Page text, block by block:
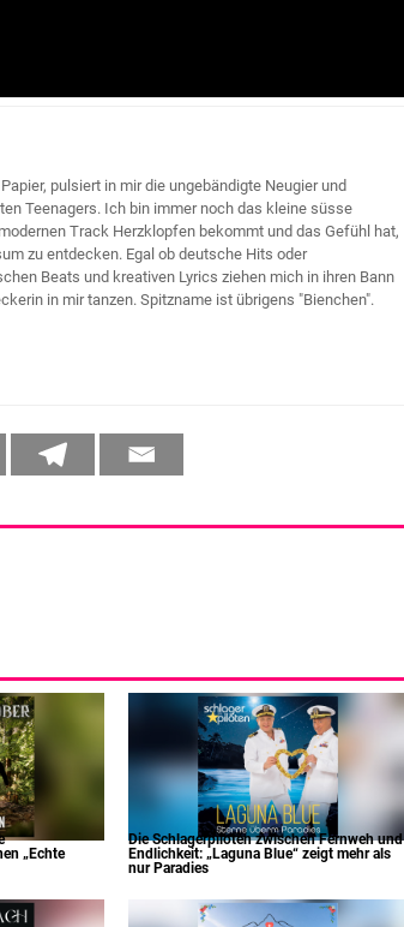
pulsiert in mir die ungebändigte Neugier und
Teenagers. Ich bin immer noch das kleine süsse
Track Herzklopfen bekommt und das Gefühl hat,
zu entdecken. Egal ob deutsche Hits oder
Beats und kreativen Lyrics ziehen mich in ihren Bann
in mir tanzen. Spitzname ist übrigens "Bienchen".
„Echte
Die Schlagerpiloten zwischen Fernweh und
Endlichkeit: „Laguna Blue“ zeigt mehr als
nur Paradies